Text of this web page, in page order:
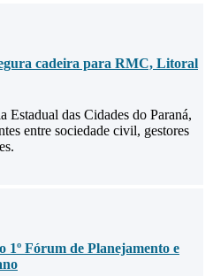
cadeira para RMC, Litoral
Estadual das Cidades do Paraná,
entre sociedade civil, gestores
Fórum de Planejamento e